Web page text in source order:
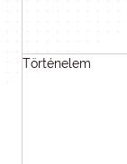
Történelem